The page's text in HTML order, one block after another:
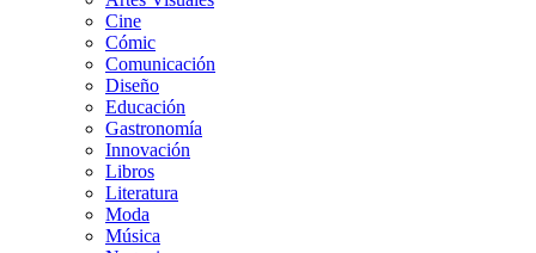
Cine
Cómic
Comunicación
Diseño
Educación
Gastronomía
Innovación
Libros
Literatura
Moda
Música